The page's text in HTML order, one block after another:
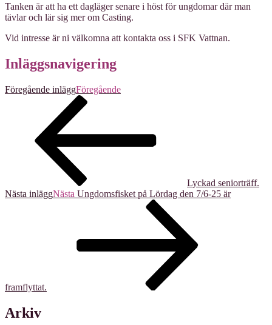
Tanken är att ha ett dagläger senare i höst för ungdomar där man
tävlar och lär sig mer om Casting.
Vid intresse är ni välkomna att kontakta oss i SFK Vattnan.
Inläggsnavigering
Föregående inläggFöregående
Lyckad seniorträff.
Nästa inläggNästa Ungdomsfisket på Lördag den 7/6-25 är
framflyttat.
Arkiv